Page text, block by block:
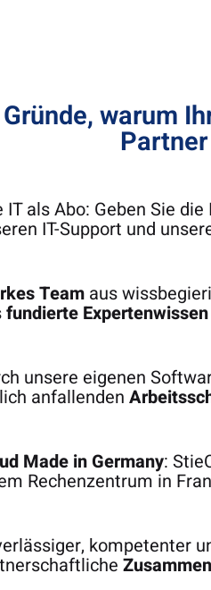
Datensicherung
warum
IT als Abo: Geben Sie
IT-Support und
Team aus
fundierte Expertenwissen
unsere eigenen
anfallenden
Made in Germany:
Rechenzentrum in
kompetenter